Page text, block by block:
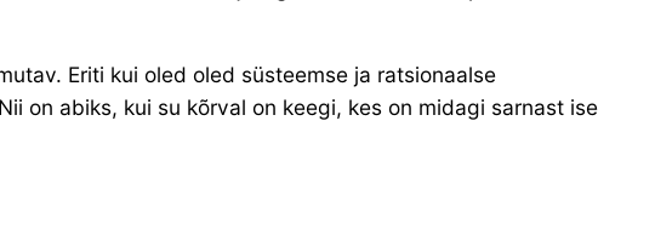
Eriti kui oled oled süsteemse ja ratsionaalse
on abiks, kui su kõrval on keegi, kes on midagi sarnast ise